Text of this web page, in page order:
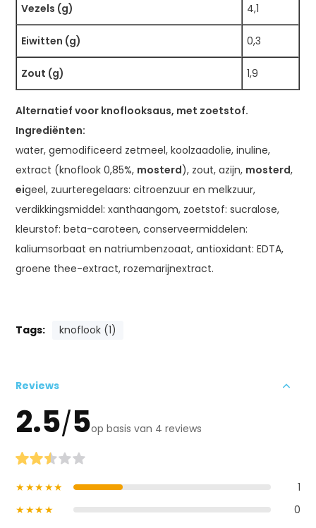
Vezels (g) 4,1
Eiwitten (g) 0,3
Zout (g) 1,9
Alternatief voor knoflooksaus, met zoetstof.
Ingrediënten:
water, gemodificeerd zetmeel, koolzaadolie, inuline,
extract (knoflook 0,85%, mosterd), zout, azijn, mosterd,
eigeel, zuurteregelaars: citroenzuur en melkzuur,
verdikkingsmiddel: xanthaangom, zoetstof: sucralose,
kleurstof: beta-caroteen, conserveermiddelen:
kaliumsorbaat en natriumbenzoaat, antioxidant: EDTA,
groene thee-extract, rozemarijnextract.
Tags: knoflook (1)
Reviews
2.5/5op basis van 4 reviews
★★★★★
1
★★★★
0